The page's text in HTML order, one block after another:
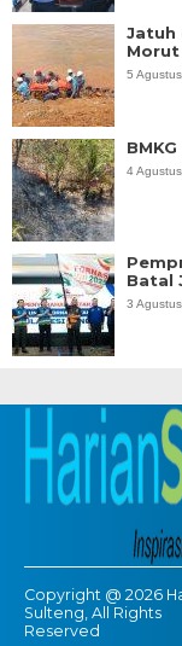
Jatuh
5
4
Batal
3
Copyright @ 2026
Sulteng, All Rights
Reserved